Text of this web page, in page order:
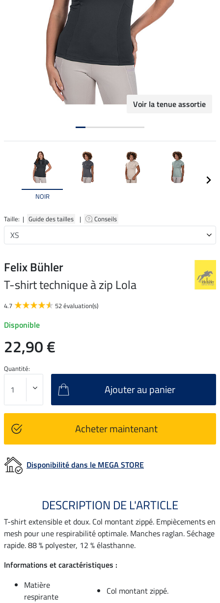
Voir la tenue assortie
NOIR
Taille: | Guide des tailles | Conseils
Felix Bühler
T-shirt technique à zip Lola
4.7 52 évaluation(s)
Disponible
22,90 €
Quantité:
Ajouter au panier
Acheter maintenant
Disponibilité dans le MEGA STORE
DESCRIPTION DE L'ARTICLE
T-shirt extensible et doux. Col montant zippé. Empiècements en
mesh pour une respirabilité optimale. Manches raglan. Séchage
rapide. 88 % polyester, 12 % élasthanne.
Informations et caractéristiques :
Matière
respirante
Col montant zippé.